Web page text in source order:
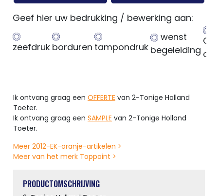
Geef hier uw bedrukking / bewerking aan:
zeefdruk borduren tampondruk
wenst
begeleiding
Ik ontvang graag een OFFERTE van 2-Tonige Holland
Toeter.
Ik ontvang graag een SAMPLE van 2-Tonige Holland
Toeter.
Meer 2012-EK-oranje-artikelen >
Meer van het merk Toppoint >
PRODUCTOMSCHRIJVING